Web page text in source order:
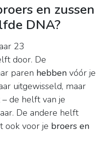
en zussen
DNA?
23
door. De
paren hebben vóór je
uitgewisseld, maar
de helft van je
De andere helft
ook voor je broers en